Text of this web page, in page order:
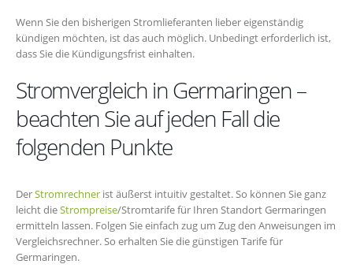
Wenn Sie den bisherigen Stromlieferanten lieber eigenständig
kündigen möchten, ist das auch möglich. Unbedingt erforderlich ist,
dass Sie die Kündigungsfrist einhalten.
Stromvergleich in Germaringen –
beachten Sie auf jeden Fall die
folgenden Punkte
DerStromrechner ist äußerst intuitiv gestaltet. So können Sie ganz
leicht dieStrompreise/Stromtarife für Ihren Standort Germaringen
ermitteln lassen. Folgen Sie einfach zug um Zug den Anweisungen im
Vergleichsrechner. So erhalten Sie die günstigen Tarife für
Germaringen.